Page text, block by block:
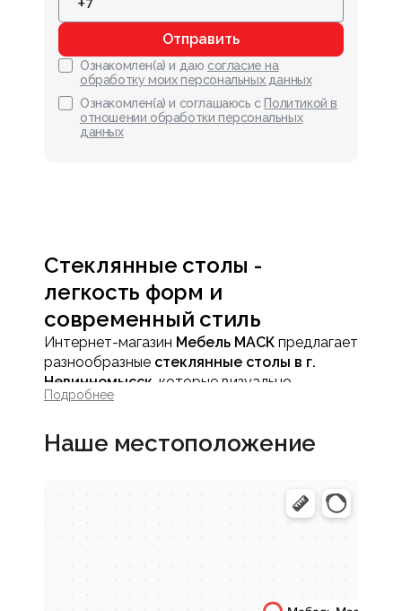
Отправить
Ознакомлен(а) и даю согласие на
обработку моих персональных данных
Ознакомлен(а) и соглашаюсь с Политикой в
отношении обработки персональных
данных
Стеклянные столы -
легкость форм и
современный стиль
Интернет-магазин Мебель МАСК предлагает
разнообразные стеклянные столы в г.
Невинномысск , которые визуально
облегчают пространство и подчеркивают
стеклянной столешницей выглядят
Такая мебель идеально подходит для
Подробнее
Наше местоположение